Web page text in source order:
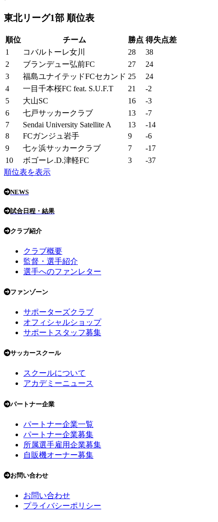
東北リーグ1部 順位表
順位 チーム 勝点 得失点差
1
コバルトーレ女川 28
38
2
ブランデュー弘前FC 27
24
3
福島ユナイテッドFCセカンド 25
24
4
一目千本桜FC feat. S.U.F.T 21
-2
5
大山SC 16
-3
6
七戸サッカークラブ 13
-7
7
Sendai University Satellite A 13
-14
8
FCガンジュ岩手 9
-6
9
七ヶ浜サッカークラブ 7
-17
10
ボゴーレ.D.津軽FC 3
-37
順位表を表示
NEWS
試合日程・結果
クラブ紹介
クラブ概要
監督・選手紹介
選手へのファンレター
ファンゾーン
サポーターズクラブ
オフィシャルショップ
サポートスタッフ募集
サッカースクール
スクールについて
アカデミーニュース
パートナー企業
パートナー企業一覧
パートナー企業募集
所属選手雇用企業募集
自販機オーナー募集
お問い合わせ
お問い合わせ
プライバシーポリシー